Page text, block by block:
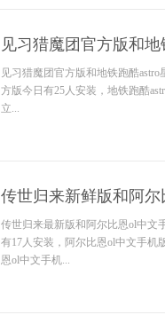
见习猎魔团官方版和
见习猎魔团官方版和地铁跑酷
方版今日有25人安装，地铁跑酷
立...
传世归来新鲜版和阿
传世归来最新版和阿尔比恩ol中文
有17人安装，阿尔比恩ol中文手机
恩ol中文手机...